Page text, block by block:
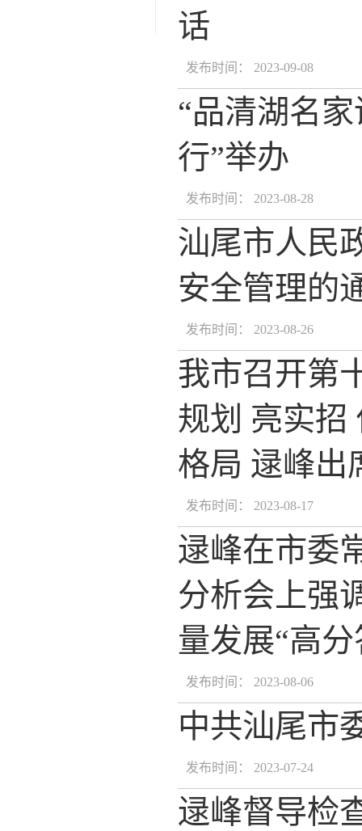
话
发布时间： 2023-09-08
“品清湖名
行”举办
发布时间： 2023-08-28
汕尾市人民
安全管理的
发布时间： 2023-08-26
我市召开第
规划 亮实招
格局 逯峰出
发布时间： 2023-08-17
逯峰在市委
分析会上强
量发展“高分
发布时间： 2023-08-06
中共汕尾市
发布时间： 2023-07-24
逯峰督导检